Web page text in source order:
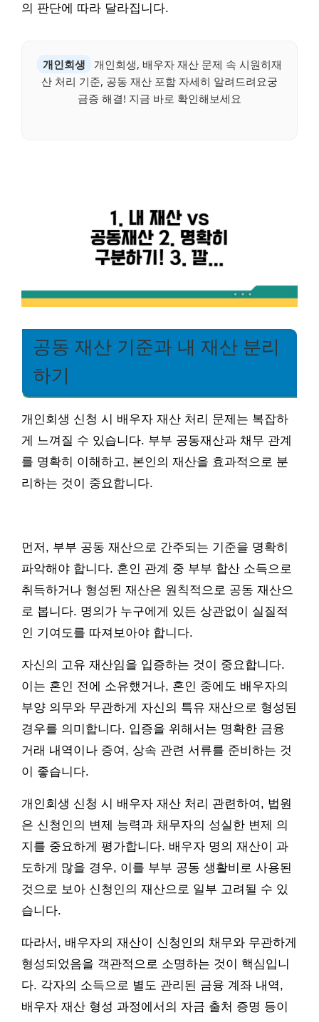
의 판단에 따라 달라집니다.
개인회생
개인회생, 배우자 재산 문제 속 시원히재
산 처리 기준, 공동 재산 포함 자세히 알려드려요궁
금증 해결! 지금 바로 확인해보세요
공동 재산 기준과 내 재산 분리
하기
개인회생 신청 시 배우자 재산 처리 문제는 복잡하
게 느껴질 수 있습니다. 부부 공동재산과 채무 관계
를 명확히 이해하고, 본인의 재산을 효과적으로 분
리하는 것이 중요합니다.
먼저, 부부 공동 재산으로 간주되는 기준을 명확히
파악해야 합니다. 혼인 관계 중 부부 합산 소득으로
취득하거나 형성된 재산은 원칙적으로 공동 재산으
로 봅니다. 명의가 누구에게 있든 상관없이 실질적
인 기여도를 따져보아야 합니다.
자신의 고유 재산임을 입증하는 것이 중요합니다.
이는 혼인 전에 소유했거나, 혼인 중에도 배우자의
부양 의무와 무관하게 자신의 특유 재산으로 형성된
경우를 의미합니다. 입증을 위해서는 명확한 금융
거래 내역이나 증여, 상속 관련 서류를 준비하는 것
이 좋습니다.
개인회생 신청 시 배우자 재산 처리 관련하여, 법원
은 신청인의 변제 능력과 채무자의 성실한 변제 의
지를 중요하게 평가합니다. 배우자 명의 재산이 과
도하게 많을 경우, 이를 부부 공동 생활비로 사용된
것으로 보아 신청인의 재산으로 일부 고려될 수 있
습니다.
따라서, 배우자의 재산이 신청인의 채무와 무관하게
형성되었음을 객관적으로 소명하는 것이 핵심입니
다. 각자의 소득으로 별도 관리된 금융 계좌 내역,
배우자 재산 형성 과정에서의 자금 출처 증명 등이